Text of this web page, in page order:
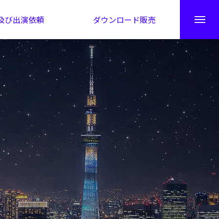
び出演依頼 ダウンロード販売
秘伝公開！吉凶カレンダー